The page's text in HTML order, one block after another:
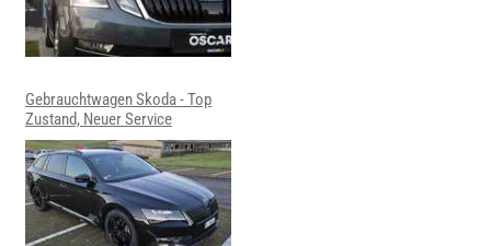
Gebrauchtwagen Skoda - Top
Zustand, Neuer Service